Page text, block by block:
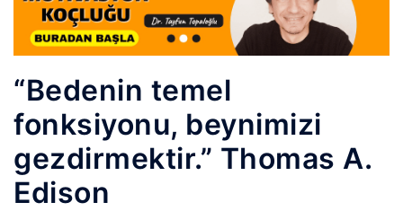
“Bedenin temel
fonksiyonu, beynimizi
gezdirmektir.” Thomas A.
Edison